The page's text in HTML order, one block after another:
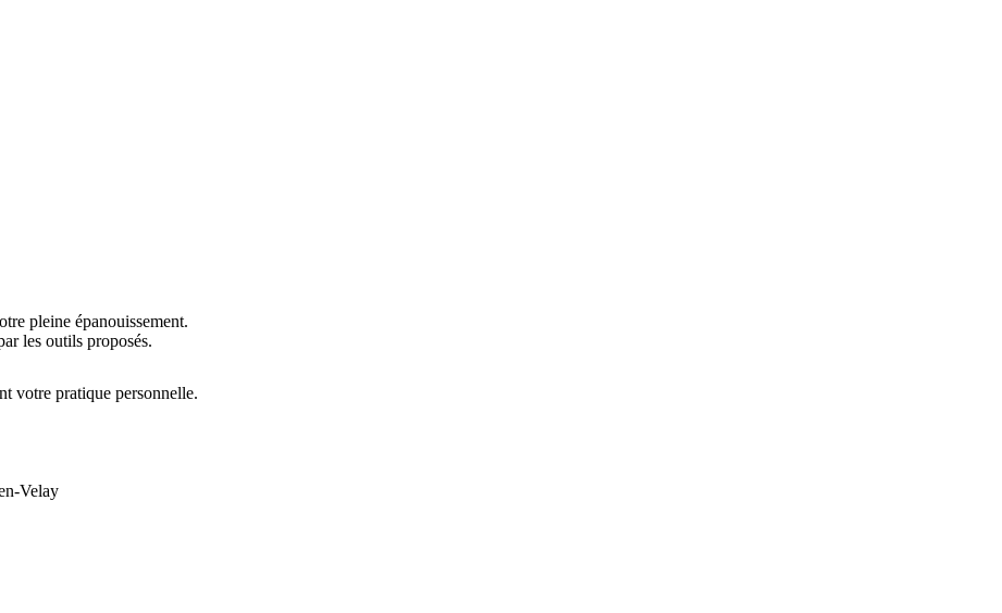
pleine épanouissement.
les outils proposés.
votre pratique personnelle.
Velay